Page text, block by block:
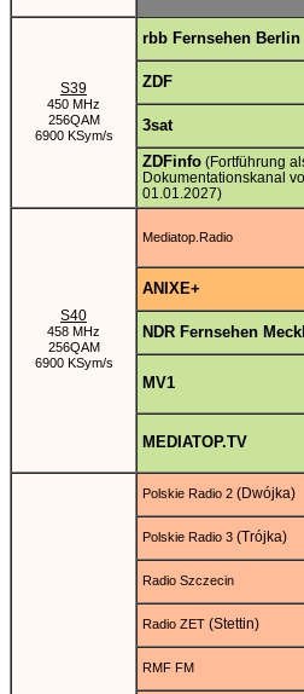
S39
450 MHz
256QAM
6900 KSym/s
rbb Fernsehen Berlin
ZDF
3sat
ZDFinfo (Fortführung
Dokumentationskanal
01.01.2027)
S40
458 MHz
256QAM
6900 KSym/s
Mediatop.Radio
ANIXE+
NDR Fernsehen
MV1
MEDIATOP.TV
Polskie Radio 2 (Dwójka)
Polskie Radio 3 (Trójka)
Radio Szczecin
Radio ZET (Stettin)
RMF FM